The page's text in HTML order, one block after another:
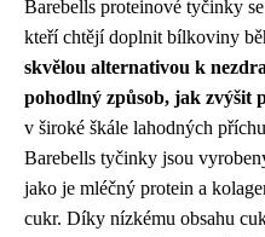
Barebells proteinové tyčinky
kteří chtějí doplnit bílkoviny
skvělou alternativou k
pohodlný způsob, jak zvýšit
v široké škále lahodných
Barebells tyčinky jsou
jako je mléčný protein a
cukr. Díky nízkému obsahu